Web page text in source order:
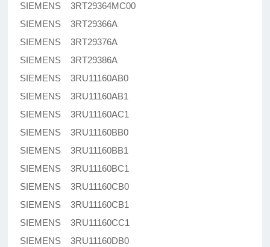
SIEMENS 3RT29364MC00
SIEMENS 3RT29366A
SIEMENS 3RT29376A
SIEMENS 3RT29386A
SIEMENS 3RU11160AB0
SIEMENS 3RU11160AB1
SIEMENS 3RU11160AC1
SIEMENS 3RU11160BB0
SIEMENS 3RU11160BB1
SIEMENS 3RU11160BC1
SIEMENS 3RU11160CB0
SIEMENS 3RU11160CB1
SIEMENS 3RU11160CC1
SIEMENS 3RU11160DB0